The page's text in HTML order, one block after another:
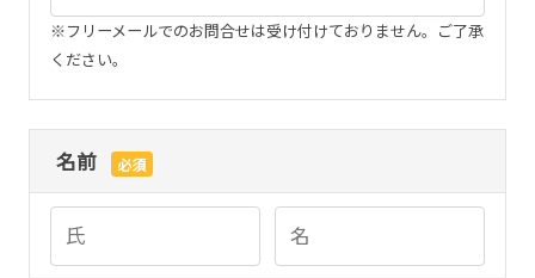
※フリーメールでのお問合せは受け付けておりません。ご了承
ください。
名前 必須